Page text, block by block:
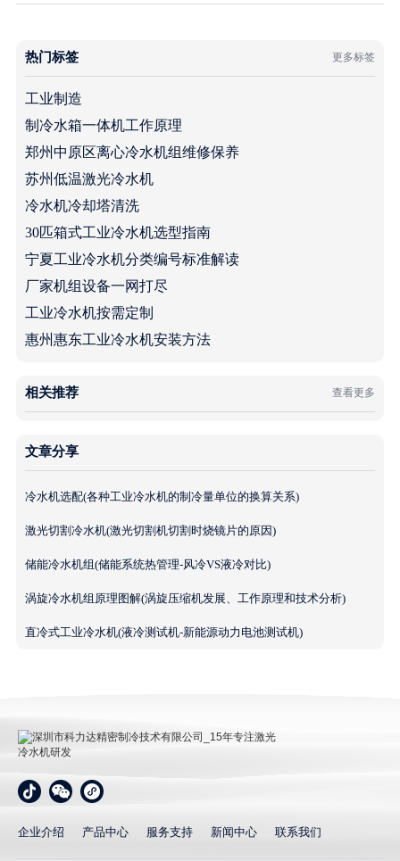
热门标签 更多标签
工业制造
制冷水箱一体机工作原理
郑州中原区离心冷水机组维修保养
苏州低温激光冷水机
冷水机冷却塔清洗
30匹箱式工业冷水机选型指南
宁夏工业冷水机分类编号标准解读
厂家机组设备一网打尽
工业冷水机按需定制
惠州惠东工业冷水机安装方法
相关推荐 查看更多
文章分享
冷水机选配(各种工业冷水机的制冷量单位的换算关系)
激光切割冷水机(激光切割机切割时烧镜片的原因)
储能冷水机组(储能系统热管理-风冷VS液冷对比)
涡旋冷水机组原理图解(涡旋压缩机发展、工作原理和技术分析)
直冷式工业冷水机(液冷测试机-新能源动力电池测试机)
深圳市科力达精密制冷技术有限公司_15年专注激光冷
水机研发
企业介绍 产品中心 服务支持 新闻中心 联系我们